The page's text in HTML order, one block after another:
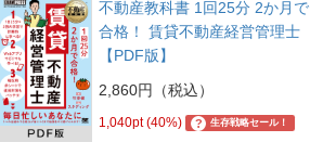
不動産教科書 1回25分 2か月で
合格！ 賃貸不動産経営管理士
【PDF版】
2,860円（税込）
1,040pt (40%) ? 生存戦略セール！